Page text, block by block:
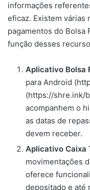
informações
eficaz. Existem várias
pagamentos do Bolsa
função desses
Aplicativo Bolsa
para Android
(https://shre.ink/
acompanhem o
as datas de
devem receber.
Aplicativo Caixa
movimentações
oferece
depositado e até